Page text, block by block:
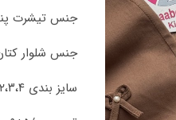
جنس تیشرت
جنس شلوار
سایز بندی ۱،۲،۳،۴